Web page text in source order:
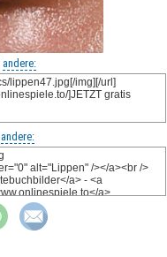
andere:
andere: